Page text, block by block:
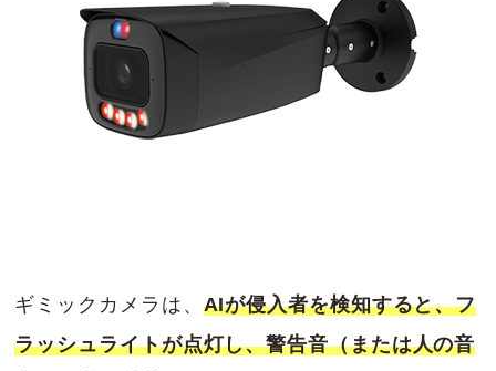
ギミックカメラは、 AIが侵入者を検知すると、フ
ラッシュライトが点灯し、警告音（または人の音